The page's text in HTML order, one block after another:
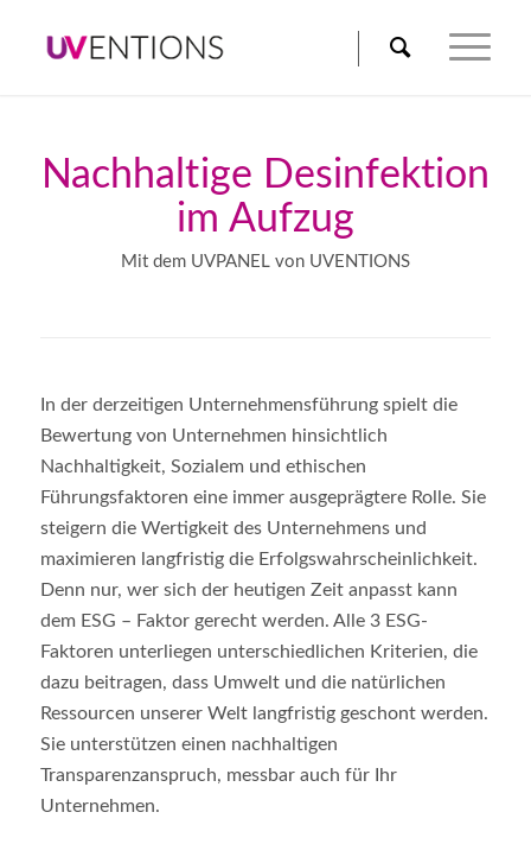
Nachhaltige Desinfektion
im Aufzug
Mit dem UVPANEL von UVENTIONS
In der derzeitigen Unternehmensführung spielt die
Bewertung von Unternehmen hinsichtlich
Nachhaltigkeit, Sozialem und ethischen
Führungsfaktoren eine immer ausgeprägtere Rolle. Sie
steigern die Wertigkeit des Unternehmens und
maximieren langfristig die Erfolgswahrscheinlichkeit.
Denn nur, wer sich der heutigen Zeit anpasst kann
dem ESG – Faktor gerecht werden. Alle 3 ESG-
Faktoren unterliegen unterschiedlichen Kriterien, die
dazu beitragen, dass Umwelt und die natürlichen
Ressourcen unserer Welt langfristig geschont werden.
Sie unterstützen einen nachhaltigen
Transparenzanspruch, messbar auch für Ihr
Unternehmen.